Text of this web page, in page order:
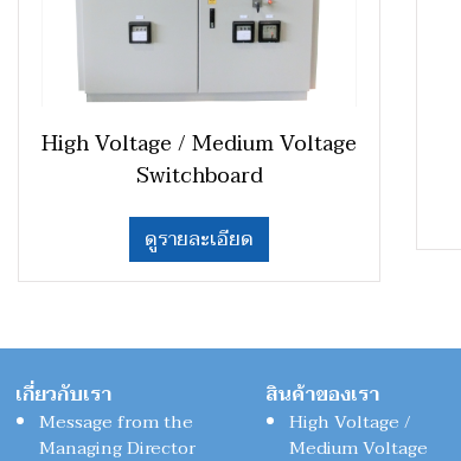
High Voltage / Medium Voltage
Switchboard
ดูรายละเอียด
เกี่ยวกับเรา
Message from the
Managing Director
สินค้าของเรา
High Voltage /
Medium Voltage